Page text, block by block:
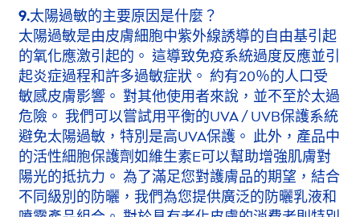
9.太陽過敏的主要原因是什麼？
太陽過敏是由皮膚細胞中紫外線誘導的自由基引起
的氧化應激引起的。 這導致免疫系統過度反應並引
起炎症過程和許多過敏症狀。 約有20％的人口受
敏感皮膚影響。 對其他使用者來說，並不至於太過
危險。 我們可以嘗試用平衡的UVA / UVB保護系統
避免太陽過敏，特別是高UVA保護。 此外，產品中
的活性細胞保護劑如維生素E可以幫助增強肌膚對
陽光的抵抗力。 為了滿足您對護膚品的期望，結合
不同級別的防曬，我們為您提供廣泛的防曬乳液和